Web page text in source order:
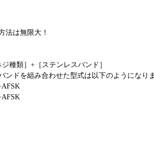
法は無限大！
ジ種類］+［ステンレスバンド］
ンドを組み合わせた型式は以下のようになり